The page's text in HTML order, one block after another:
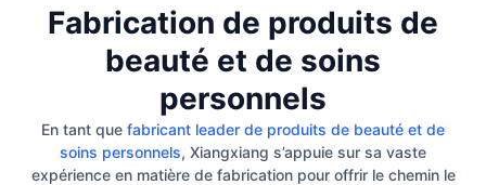
Fabrication de produits de
beauté et de soins
personnels
En tant que fabricant leader de produits de beauté et de
soins personnels, Xiangxiang s’appuie sur sa vaste
expérience en matière de fabrication pour offrir le chemin le